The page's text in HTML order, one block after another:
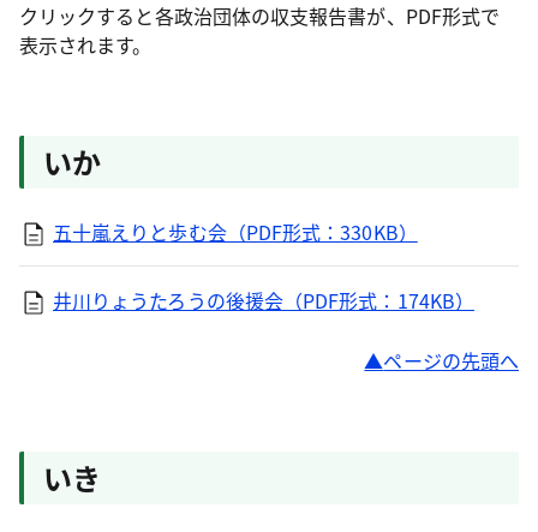
クリックすると各政治団体の収支報告書が、PDF形式で
表示されます。
いか
五十嵐えりと歩む会（PDF形式：330KB）
井川りょうたろうの後援会（PDF形式：174KB）
ページの先頭へ
いき